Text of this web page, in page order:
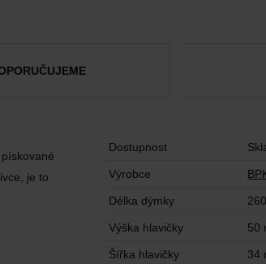
pískované
je to
Dostupnost
Výrobce
Délka dýmky
Výška hlavičky 50
Šířka hlavičky 34